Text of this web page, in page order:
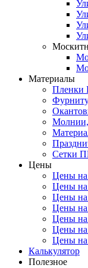
Материалы
Пленки
Молнии,
Сетки
Цены
Цены на
Цены на
Цены на
Цены
Цены
Цены
Цены на
Калькулятор
Полезное